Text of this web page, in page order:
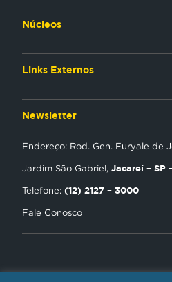
Núcleos
Links Externos
Encontre uma Igreja
Trabalhe Conosco
Newsletter
Endereço: Rod. Gen. Euryale de
Jardim São Gabriel, Jacareí – SP
Telefone: (12) 2127 – 3000
Fale Conosco